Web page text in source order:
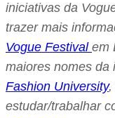
iniciativas da
trazer mais
Vogue Festival em
maiores nomes da
Fashion University,
estudar/trabalhar